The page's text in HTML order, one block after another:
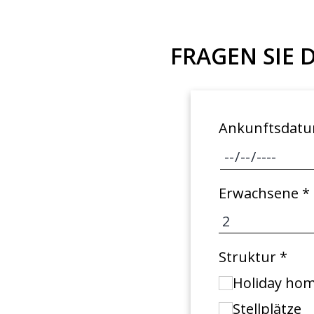
FRAGEN SIE
Erwachsene *
Struktur *
Holiday
Stellplätze